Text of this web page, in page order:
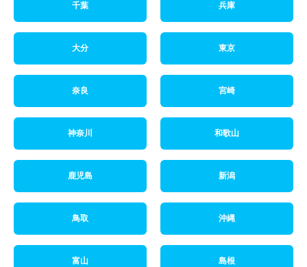
千葉 兵庫
大分 東京
奈良 宮崎
神奈川 和歌山
鹿児島 新潟
鳥取 沖縄
富山 島根